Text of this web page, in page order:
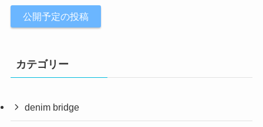
公開予定の投稿
カテゴリー
denim bridge